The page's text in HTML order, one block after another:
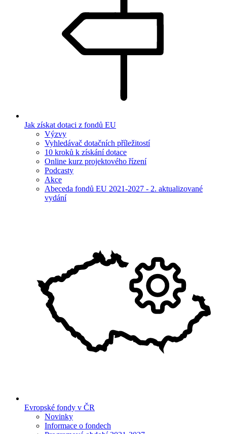
Jak získat dotaci z fondů EU
Výzvy
Vyhledávač dotačních příležitostí
10 kroků k získání dotace
Online kurz projektového řízení
Podcasty
Akce
Abeceda fondů EU 2021-2027 - 2. aktualizované
vydání
Evropské fondy v ČR
Novinky
Informace o fondech